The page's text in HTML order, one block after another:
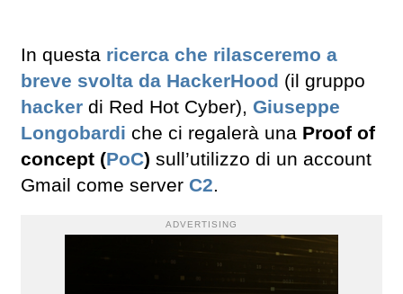
In questa ricerca che rilasceremo a
breve svolta da HackerHood (il gruppo
hacker di Red Hot Cyber), Giuseppe
Longobardi che ci regalerà una Proof of
concept (PoC) sull’utilizzo di un account
Gmail come server C2.
ADVERTISING